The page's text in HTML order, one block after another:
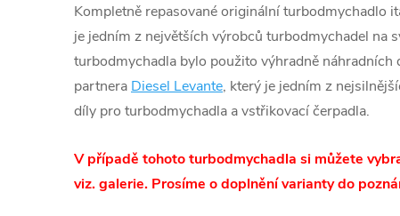
Kompletně repasované originální turbodmychadlo
je jedním z největších výrobců turbodmychadel na
turbodmychadla bylo použito výhradně náhradních
partnera Diesel Levante, který je jedním z
díly pro turbodmychadla a vstřikovací čerpadla.
V případě tohoto turbodmychadla si můžete
viz. galerie. Prosíme o doplnění varianty do